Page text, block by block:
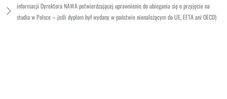
informacji Dyrektora NAWA potwierdzającej uprawnienie do ubiegania się o przyjęcie na
studia w Polsce – jeśli dyplom był wydany w państwie nienależącym do UE, EFTA ani OECD)